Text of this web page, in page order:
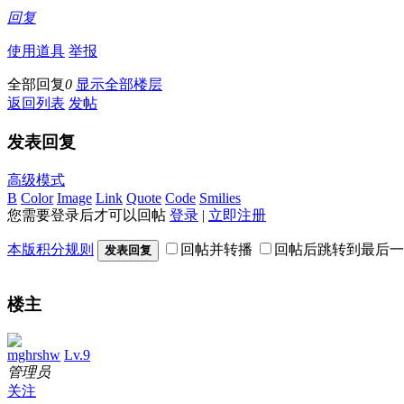
回复
使用道具 举报
全部回复0 显示全部楼层
返回列表 发帖
发表回复
高级模式
B Color Image Link Quote Code Smilies
您需要登录后才可以回帖 登录 | 立即注册
本版积分规则 发表回复 回帖并转播 回帖后跳转到最后
楼主
mghrshw Lv.9
管理员
关注